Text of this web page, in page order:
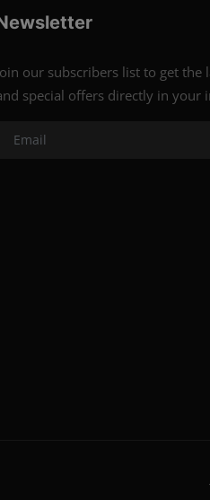
our subscribers list to get the
special offers directly in your